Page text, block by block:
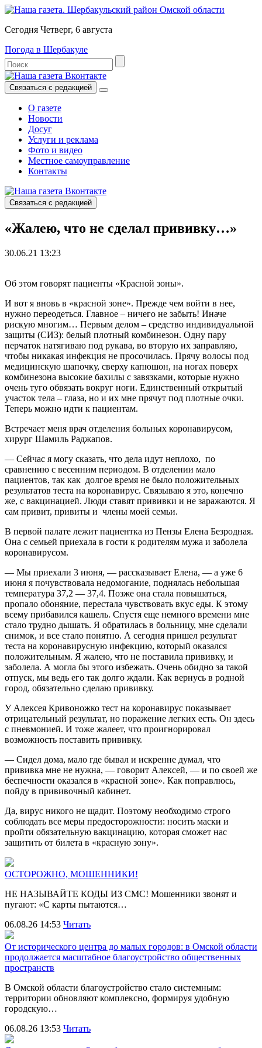
Сегодня Четверг, 6 августа
Погода в Шербакуле
Связаться с редакцией
О газете
Новости
Досуг
Услуги и реклама
Фото и видео
Местное самоуправление
Контакты
Связаться с редакцией
«Жалею, что не сделал прививку…»
30.06.21 13:23
Об этом говорят пациенты «Красной зоны».
И вот я вновь в «красной зоне». Прежде чем войти в нее,
нужно переодеться. Главное – ничего не забыть! Иначе
рискую многим… Первым делом – средство индивидуальной
защиты (СИЗ): белый плотный комбинезон. Одну пару
перчаток натягиваю под рукава, во вторую их заправляю,
чтобы никакая инфекция не просочилась. Прячу волосы под
медицинскую шапочку, сверху капюшон, на ногах поверх
комбинезона высокие бахилы с завязками, которые нужно
очень туго обвязать вокруг ноги. Единственный открытый
участок тела – глаза, но и их мне прячут под плотные очки.
Теперь можно идти к пациентам.
Встречает меня врач отделения больных коронавирусом,
хирург Шамиль Раджапов.
— Сейчас я могу сказать, что дела идут неплохо, по
сравнению с весенним периодом. В отделении мало
пациентов, так как долгое время не было положительных
результатов теста на коронавирус. Связываю я это, конечно
же, с вакцинацией. Люди ставят прививки и не заражаются. Я
сам привит, привиты и члены моей семьи.
В первой палате лежит пациентка из Пензы Елена Безродная.
Она с семьей приехала в гости к родителям мужа и заболела
коронавирусом.
— Мы приехали 3 июня, — рассказывает Елена, — а уже 6
июня я почувствовала недомогание, поднялась небольшая
температура 37,2 — 37,4. Позже она стала повышаться,
пропало обоняние, перестала чувствовать вкус еды. К этому
всему прибавился кашель. Спустя еще немного времени мне
стало трудно дышать. Я обратилась в больницу, мне сделали
снимок, и все стало понятно. А сегодня пришел результат
теста на коронавирусную инфекцию, который оказался
положительным. Я жалею, что не поставила прививку, и
заболела. А могла бы этого избежать. Очень обидно за такой
отпуск, мы ведь его так долго ждали. Как вернусь в родной
город, обязательно сделаю прививку.
У Алексея Кривоножко тест на коронавирус показывает
отрицательный результат, но поражение легких есть. Он здесь
с пневмонией. И тоже жалеет, что проигнорировал
возможность поставить прививку.
— Сидел дома, мало где бывал и искренне думал, что
прививка мне не нужна, — говорит Алексей, — и по своей же
беспечности оказался в «красной зоне». Как поправлюсь,
пойду в прививочный кабинет.
Да, вирус никого не щадит. Поэтому необходимо строго
соблюдать все меры предосторожности: носить маски и
пройти обязательную вакцинацию, которая сможет нас
защитить от билета в «красную зону».
ОСТОРОЖНО, МОШЕННИКИ!
НЕ НАЗЫВАЙТЕ КОДЫ ИЗ СМС! Мошенники звонят и
пугают: «С карты пытаются…
06.08.26 14:53 Читать
От исторического центра до малых городов: в Омской области
продолжается масштабное благоустройство общественных
пространств
В Омской области благоустройство стало системным:
территории обновляют комплексно, формируя удобную
городскую…
06.08.26 13:53 Читать